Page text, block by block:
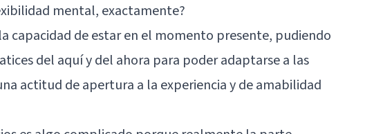
mental, exactamente?
capacidad de estar en el momento presente, pudiendo
del aquí y del ahora para poder adaptarse a las
actitud de apertura a la experiencia y de amabilidad